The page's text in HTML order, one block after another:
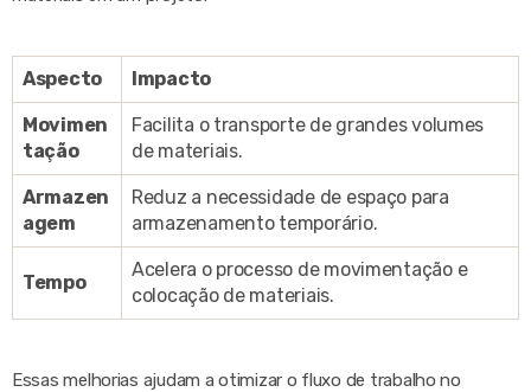
Aspecto Impacto
Movimen
tação
Facilita o transporte de grandes volumes
de materiais.
Armazen
agem
Reduz a necessidade de espaço para
armazenamento temporário.
Tempo
Acelera o processo de movimentação e
colocação de materiais.
Essas melhorias ajudam a otimizar o fluxo de trabalho no